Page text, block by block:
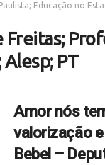
Educação no
Alesp; PT
Amor nós
valorização
Bebel –